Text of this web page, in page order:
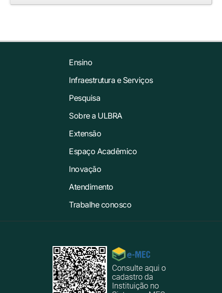
Ensino
Infraestrutura e Serviços
Pesquisa
Sobre a ULBRA
Extensão
Espaço Acadêmico
Inovação
Atendimento
Trabalhe conosco